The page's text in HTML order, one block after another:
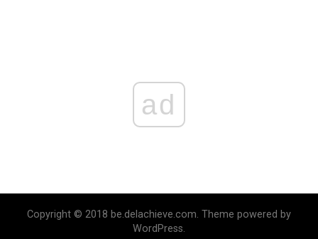
ad
Copyright © 2018 be.delachieve.com. Theme powered by
WordPress.